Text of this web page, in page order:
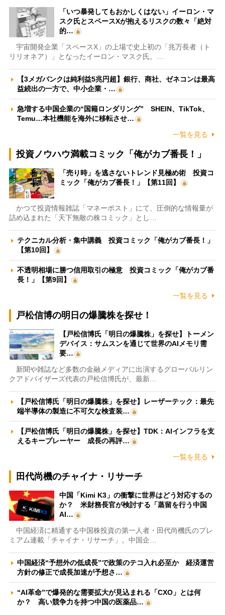
「いつ暴発してもおかしくはない」イーロン・マ
スク氏とスペースXが抱えるリスクの数々「絶対
的…
宇宙開発企業「スペースX」の上場で史上初の「兆万長者（ト
リリオネア）」となったイーロン・マスク氏。…
【3メガバンクは純利益5兆円超】銀行、商社、ゼネコンは最高
益続出の一方で、中小企業・…
急増する中国企業の“国籍ロンダリング” SHEIN、TikTok、
Temu…本社機能を海外に移転させ…
一覧を見る
投資ノウハウ満載コミック「俺がカブ番長！」
「売り時」を逃さないトレンド見極め術 投資コ
ミック「俺がカブ番長！」【第11回】
かつて投資情報雑誌「マネーポスト」にて、圧倒的な情報量が
詰め込まれた「天下無敵の株コミック」とし…
テクニカル分析・集中講義 投資コミック「俺がカブ番長！」
【第10回】
不透明相場に勝つ信用取引の極意 投資コミック「俺がカブ番
長！」【第9回】
一覧を見る
戸松信博の明日の爆騰株を探せ！
【戸松信博氏「明日の爆騰株」を探せ】トーメン
デバイス：サムスンを通じて世界のAIメモリ需
要…
新聞や雑誌など多数の金融メディアに出演するグローバルリン
クアドバイザーズ代表の戸松信博氏が、最新…
【戸松信博氏「明日の爆騰株」を探せ】レーザーテック：最先
端半導体の製造に不可欠な検査装…
【戸松信博氏「明日の爆騰株」を探せ】TDK：AIインフラを支
えるキープレーヤー 成長の再評…
一覧を見る
田代尚機のチャイナ・リサーチ
中国「Kimi K3」の衝撃に世界はどう対応するの
か？ 米財務長官が検討する「蒸留を行う中国
AI…
中国経済に精通する中国株投資の第一人者・田代尚機氏のプレ
ミアム連載「チャイナ・リサーチ」。中国企…
中国経済“予想外の低成長”で政策のテコ入れ必至か 経済運営
方針の修正で成長加速が予想さ…
“AI革命”で爆発的な需要拡大が見込まれる「CXO」とは何
か？ 高い競争力を持つ中国の医薬品…